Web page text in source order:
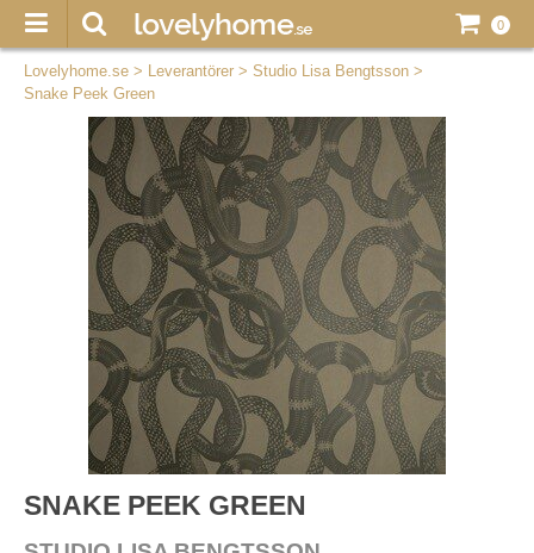
0
Lovelyhome.se > Leverantörer > Studio Lisa Bengtsson >
Snake Peek Green
SNAKE PEEK GREEN